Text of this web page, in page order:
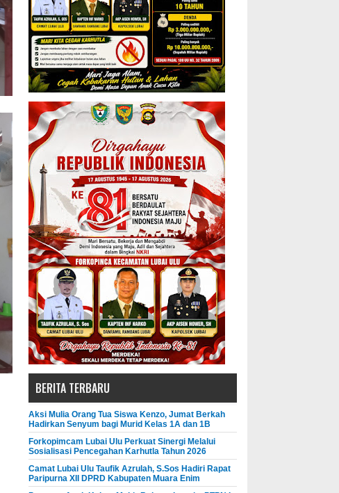
BERITA TERBARU
Aksi Mulia Orang Tua Siswa Kenzo, Jumat Berkah
Hadirkan Senyum bagi Murid Kelas 1A dan 1B
Forkopimcam Lubai Ulu Perkuat Sinergi Melalui
Sosialisasi Pencegahan Karhutla Tahun 2026
Camat Lubai Ulu Taufik Azrulah, S.Sos Hadiri Rapat
Paripurna XII DPRD Kabupaten Muara Enim